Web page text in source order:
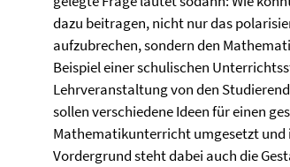
dazu beitragen, nicht nur das
aufzubrechen, sondern den
Beispiel einer schulischen
Lehrveranstaltung von den
sollen verschiedene Ideen für einen
Mathematikunterricht umgesetzt
Vordergrund steht dabei auch die